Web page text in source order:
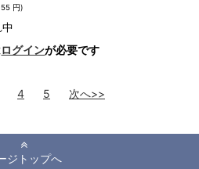
円)
ログインが必要です
4 5 次へ>>
ジトップへ